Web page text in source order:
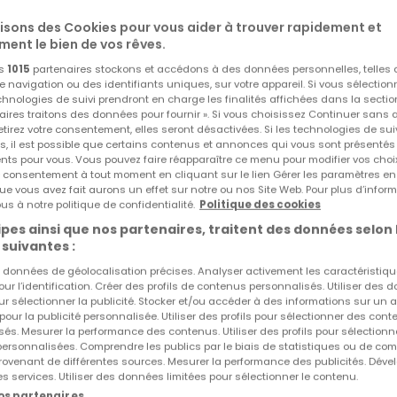
jumelée dans la rue de la forêt à Steinsel. La
été soignée, mais des rénovations sont à prévoir
des Cookies pour vous aider à trouver rapidement et
le bien de vos rêves.
1015 partenaires stockons et accédons à des données personnelles, telles
navigation ou des identifiants uniques, sur votre appareil. Si vous
de suivi prendront en charge les finalités affichées dans la
traitons des données pour fournir ». Si vous choisissez Continuer sans
votre consentement, elles seront désactivées. Si les technologies de
il est possible que certains contenus et annonces qui vous sont
pour vous. Vous pouvez faire réapparaître ce menu pour modifier vos
consentement à tout moment en cliquant sur le lien Gérer les paramètres
vous avez fait aurons un effet sur notre ou nos Site Web. Pour plus
à notre politique de confidentialité. Politique des cookies
ainsi que nos partenaires, traitent des données selon
:
données de géolocalisation précises. Analyser activement les
l’identification. Créer des profils de contenus personnalisés. Utiliser des
sélectionner la publicité. Stocker et/ou accéder à des informations sur un
la publicité personnalisée. Utiliser des profils pour sélectionner des
Mesurer la performance des contenus. Utiliser des profils pour
Comprendre les publics par le biais de statistiques ou de
de différentes sources. Mesurer la performance des publicités.
services. Utiliser des données limitées pour sélectionner le contenu.